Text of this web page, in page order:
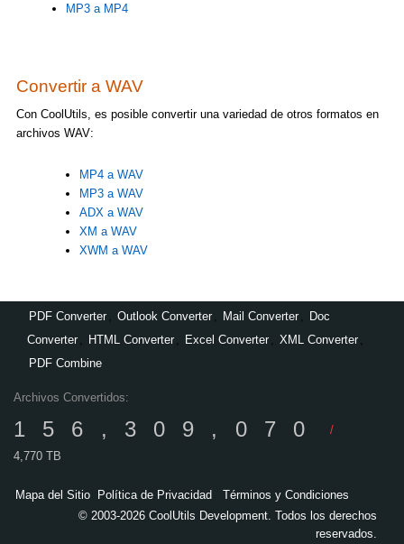
MP3 a MP4
Convertir a WAV
Con CoolUtils, es posible convertir una variedad de otros formatos en
archivos WAV:
MP4 a WAV
MP3 a WAV
ADX a WAV
XM a WAV
XWM a WAV
PDF Converter Outlook Converter Mail Converter
Doc
Converter
HTML Converter Excel Converter XML Converter
PDF Combine
Archivos Convertidos:
156,309,070
/
4,770 TB
Mapa del Sitio Política de Privacidad
Términos y Condiciones
© 2003-2026 CoolUtils Development. Todos los derechos
reservados.